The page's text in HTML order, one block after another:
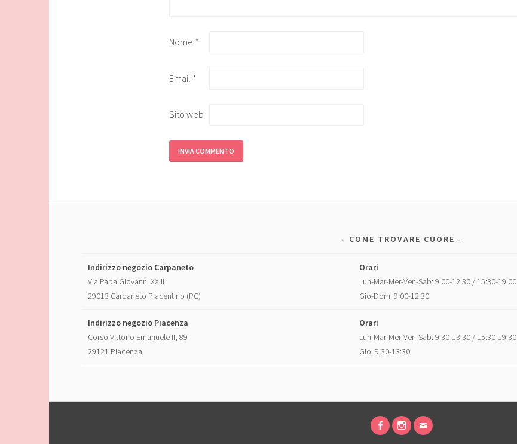
Nome *
Email *
Sito web
COME TROVARE CUORE
Indirizzo negozio Carpaneto
Via Papa Giovanni XXIII
29013 Carpaneto Piacentino (PC)
Orari
Lun-Mar-Mer-Ven-Sab: 9:00-12:30 / 15:30-19:00
Gio-Dom: 9:00-12:30
Indirizzo negozio Piacenza
Corso Vittorio Emanuele II, 89
29121 Piacenza
Orari
Lun-Mar-Mer-Ven-Sab: 9:30-13:30 / 15:30-19:30
Gio: 9:30-13:30